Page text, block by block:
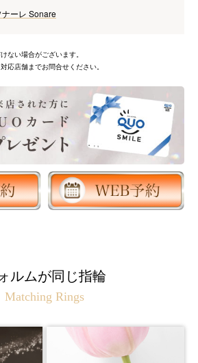
ナーレ Sonare
ない場合がございます。
応店舗までお問合せください。
ルムが同じ指輪
Matching Rings